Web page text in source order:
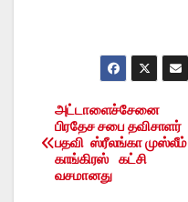
Post
navigation
அட்டாளைச்சேனை
பிரதேச சபை தவிசாளர்
பதவி ஸ்ரீலங்கா முஸ்லீம்
காங்கிரஸ் கட்சி
வசமானது